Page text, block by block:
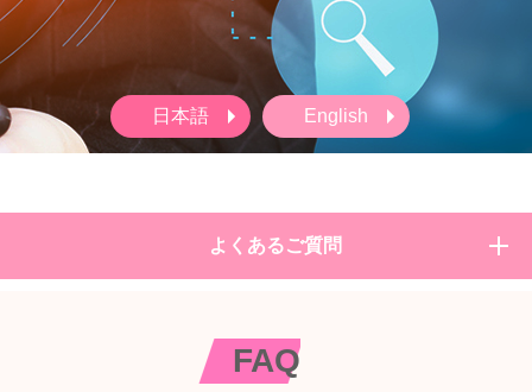
日本語 English
よくあるご質問
FAQ